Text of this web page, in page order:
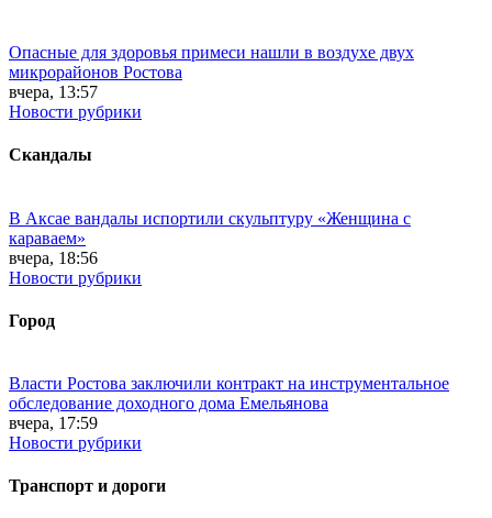
Опасные для здоровья примеси нашли в воздухе двух
микрорайонов Ростова
вчера, 13:57
Новости рубрики
Скандалы
В Аксае вандалы испортили скульптуру «Женщина с
караваем»
вчера, 18:56
Новости рубрики
Город
Власти Ростова заключили контракт на инструментальное
обследование доходного дома Емельянова
вчера, 17:59
Новости рубрики
Транспорт и дороги